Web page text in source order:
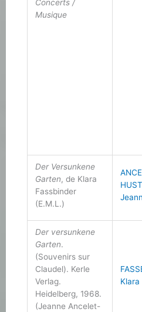
Concerts /
Musique
Der Versunkene
Garten, de Klara
Fassbinder
(E.M.L.)
Der versunkene
Garten.
(Souvenirs sur
Claudel). Kerle
Verlag.
Heidelberg, 1968.
(Jeanne Ancelet-
Klara